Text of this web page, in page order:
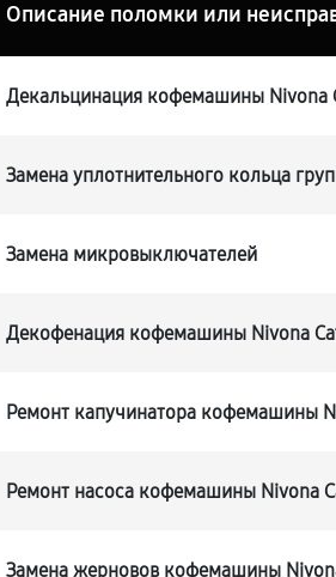
Описание поломки или
Декальцинация кофемашины Nivona
Замена уплотнительного кольца
Замена микровыключателей
Декофенация кофемашины Nivona
Ремонт капучинатора кофемашины
Ремонт насоса кофемашины Nivona
Замена жерновов кофемашины